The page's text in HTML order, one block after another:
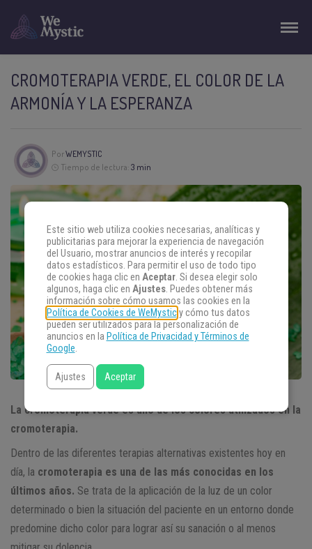
CROMOTERAPIA VERDE, EL COLOR DE LA
ARMONÍA Y LA ESPERANZA
PorWEMYSTIC
Tiempo de lectura: 3 min
La cromoterapia verde es uno de los colores utilizados en la
cromoterapia.
Dentro de las diferentes terapias alternativas existentes hoy en
día, la cromoterapia es una de las más conocidas en los
últimos años. Se trata de la aplicación de la luz de un color
determinado o bien la situación del paciente en un entorno donde
predomine dicho color para lograr así su sanación o al menos
Este sitio web utiliza cookies necesarias, analíticas y
publicitarias para mejorar la experiencia de navegación
del Usuario, mostrar anuncios de interés y recopilar
datos estadísticos. Para permitir el uso de todo tipo
de cookies haga clic en Aceptar. Si desea elegir solo
algunos, haga clic en Ajustes. Puedes obtener más
información sobre cómo usamos las cookies en la
Política de Cookies de WeMysticy cómo tus datos
pueden ser utilizados para la personalización de
anuncios en la Política de Privacidad y Términos de
Google.
Ajustes Aceptar